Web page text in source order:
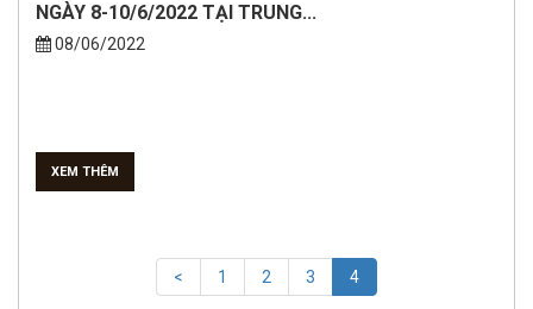
NGÀY 8-10/6/2022 TẠI TRUNG...
08/06/2022
XEM THÊM
< 1 2 3 4(current)